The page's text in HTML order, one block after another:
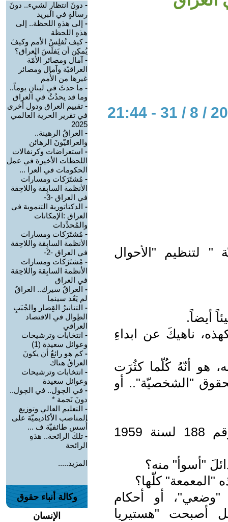
" لتنظيم "الأحوال
أيضاً.
ناهيكَ عن ابداءِ
هو أنّهُ كُلّما كثُرَت
"الشخصيّة".. أو
إذا كان قانون الأحوال الشخصية رقم 188 لسنة 1959
"المعمعة" كلّها؟
"وضعي"، أو أحكام
أصبحت "هستيريا
- دونَ انتظارٍ لشيء.. دونَ
رسالةٍ في البريد
- إلى هذهِ اللحظة.. إلى
هذهِ اللحظة
-كيف تُفلِسُ الأمم وكيفَ
يُمكِن أن يَفلَسَ العراق؟
- آمال ومصائر الأُمّة
العراقيّة وآمال ومصائر
غيرها من الأُمم
- ما حدثَ في لبنانِ يوماً..
وما قد يحدُثُ في العراق
- تقييم العراق ودول أخرى
في تقرير الحرية العالمي
2025
- العراقُ الرهينة..
والعراقيّونَ الرهائن
- استعراضات وكرنفالات
اللحظات الأخيرة في عمل
الحكومات في العرا ...
- مُشتَرَكات ومسارات
الأنظمة السابِقة واللاحِقة
في العراق -3-
- الدكتاتورية التنموية في
العراق :الإمكانات
والمُحدِّدات
- مُشتَرَكات ومسارات
الأنظمة السابِقة واللاحِقة
في العراق -2-
- مُشتَرَكات ومسارات
الأنظمة السابِقة واللاحِقة
في العراق
- العراقُ سيرك.. العراقُ
لم يَعُد سينما
- التنانيرُ القِصار والجُبَبِ
الطِوال في الاقتصاد
العراقي
- انتخابات وترشيحات
وعوائل سعيدة (1)
-كم هو رائعٌ أن يكونَ
العراقُ هناك
- انتخابات وترشيحات
وعوائل سعيدة
- في الچول.. في الچول..
دونَ نَجمة *
- التعليم العالي وتوزيع
المناصب الأكاديميّة على
أُسس طائفيّة ف ...
- تلكَ الرائحة.. هذهِ
الرائحة
المزيد.....
وكالة أنباء حقوق
الإنسان